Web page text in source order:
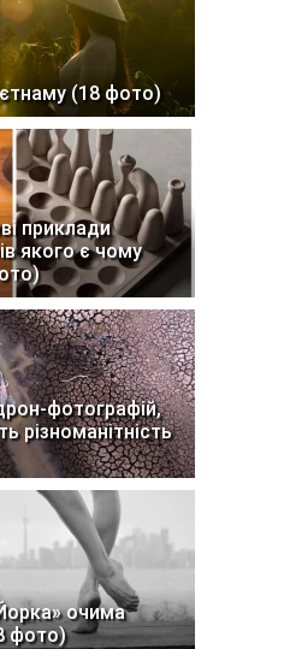
(18 фото)
приклади
якого є чому
фотографій,
різноманітність
очима
фото)